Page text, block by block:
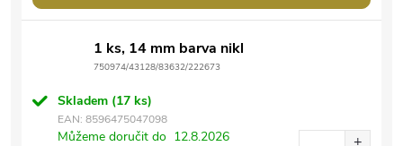
1 ks, 14 mm barva nikl
750974/43128/83632/222673
Skladem (17 ks)
EAN: 8596475047098
Můžeme doručit do 12.8.2026